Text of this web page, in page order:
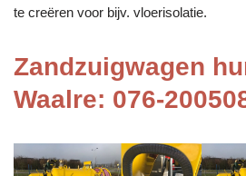
te creëren voor bijv. vloerisolatie.
Zandzuigwagen
Waalre: 076-